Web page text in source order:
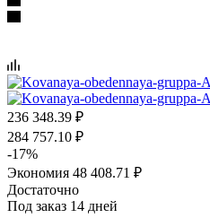
236 348.39 ₽
284 757.10 ₽
-17%
Экономия 48 408.71 ₽
Достаточно
Под заказ 14 дней